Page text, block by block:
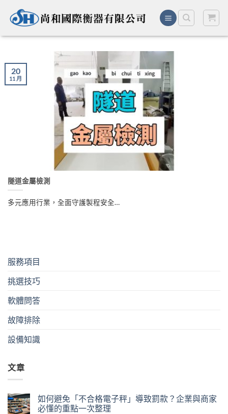
服務項目
挑選技巧
軟體問答
故障排除
設備知識
文章
如何避免「不合格電子秤」導致罰款？企業與商家
必懂的重點一次整理
隧道金屬檢測
多元應用行業，全面守護製程安全…
20
11 月